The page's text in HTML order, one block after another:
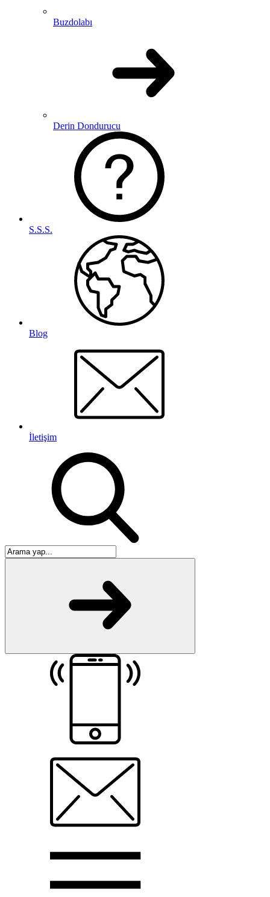
Buzdolabı
Derin Dondurucu
S.S.S.
Blog
İletişim